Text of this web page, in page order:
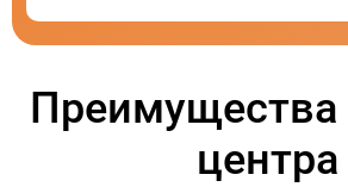
Преимущества
центра